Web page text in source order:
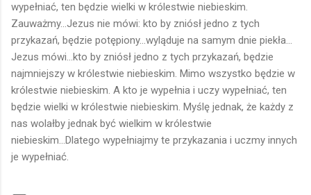
wypełniać, ten będzie wielki w królestwie niebieskim.
Zauważmy...Jezus nie mówi: kto by zniósł jedno z tych
przykazań, będzie potępiony...wyląduje na samym dnie piekła...
Jezus mówi...kto by zniósł jedno z tych przykazań, będzie
najmniejszy w królestwie niebieskim. Mimo wszystko będzie w
królestwie niebieskim. A kto je wypełnia i uczy wypełniać, ten
będzie wielki w królestwie niebieskim. Myślę jednak, że każdy z
nas wolałby jednak być wielkim w królestwie
niebieskim...Dlatego wypełniajmy te przykazania i uczmy innych
je wypełniać.